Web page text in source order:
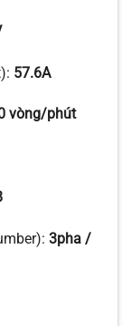
57.6A
vòng/phút
3pha /